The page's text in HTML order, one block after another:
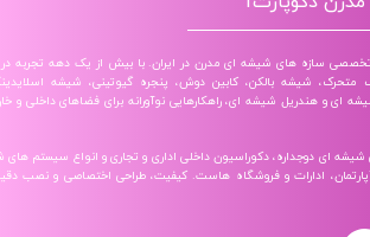
های شیشه‌ ای مدرن در ایران. با بیش از یک دهه تجربه در طراحی و
شیشه بالکن، کابین دوش، پنجره گیوتینی، شیشه اسلایدینگ، درب
شیشه‌ ای، راهکارهایی نوآورانه برای فضاهای داخلی و خارجی ارائه
شیشه‌ ای دوجداره، دکوراسیون داخلی اداری و تجاری و انواع سیستم‌ های شیشه‌ ای
ادارات و فروشگاه‌ هاست. کیفیت، طراحی اختصاصی و نصب دقیق، شعار